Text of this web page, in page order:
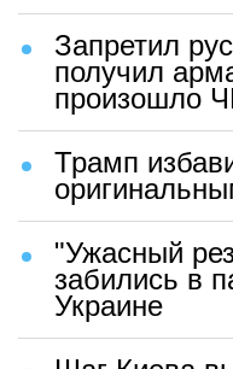
Запретил
получил
произошло
Трамп
"Ужасный
забились в
Украине